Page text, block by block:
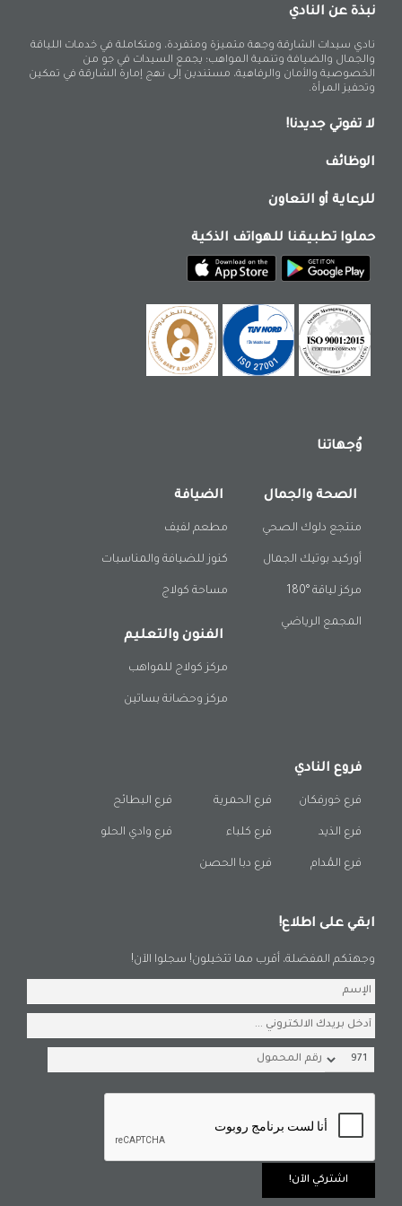
نبذة عن النادي
نادي سيدات الشارقة وجهة متميزة ومتفردة، ومتكاملة في خدمات اللياقة
والجمال والضيافة وتنمية المواهب؛ يجمع السيدات في جو من
الخصوصية والأمان والرفاهية، مستندين إلى نهج إمارة الشارقة في تمكين
وتحفيز المرأة.
لا تفوتي جديدنا!
الوظائف
للرعاية أو التعاون
حملوا تطبيقنا للهواتف الذكية
وُجهاتنا
الصحة والجمال
منتجع دلوك الصحي
أوركيد بوتيك الجمال
مركز لياقة °180
المجمع الرياضي
الضيافة
مطعم لفيف
كنوز للضيافة والمناسبات
مساحة كولاج
الفنون والتعليم
مركز كولاج للمواهب
مركز وحضانة بساتين
فروع النادي
فرع خورفكان
فرع الذيد
فرع المُدام
فرع الحمرية
فرع كلباء
فرع دبا الحصن
فرع البطائح
فرع وادي الحلو
ابقي على اطلاع!
وجهتكم المفضلة، أقرب مما تتخيلون! سجلوا الآن!